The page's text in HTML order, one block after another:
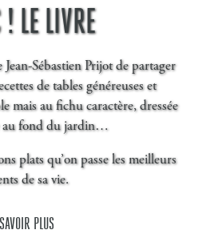
! LE LIVRE
Sébastien Prijot de partager
de tables généreuses et
mais au fichu caractère, dressée
au fond du jardin…
plats qu’on passe les meilleurs
de sa vie.
PLUS